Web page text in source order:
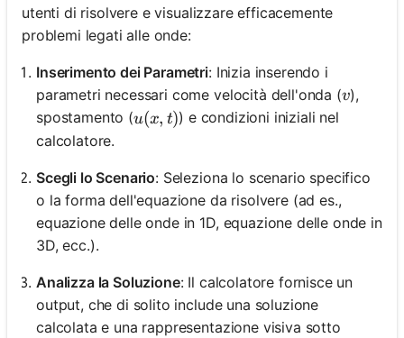
utenti di risolvere e visualizzare efficacemente
problemi legati alle onde:
Inserimento dei Parametri: Inizia inserendo i
parametri necessari come velocità dell'onda (v
v),
spostamento (u(x, t)
u(x, t)) e condizioni iniziali nel
calcolatore.
Scegli lo Scenario: Seleziona lo scenario specifico
o la forma dell'equazione da risolvere (ad es.,
equazione delle onde in 1D, equazione delle onde in
3D, ecc.).
Analizza la Soluzione: Il calcolatore fornisce un
output, che di solito include una soluzione
calcolata e una rappresentazione visiva sotto